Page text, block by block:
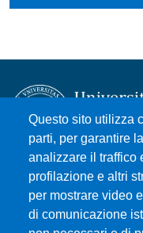
Questo sito utilizza
parti, per garantire
analizzare il traffico
profilazione e altri
per mostrare video
di comunicazione
Università degli
Piazza Pugliatti, 1 -
Cod. Fiscale